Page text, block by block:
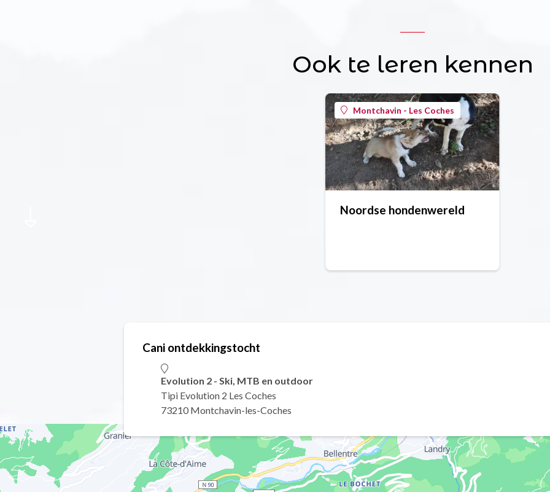
Ook te leren kennen
Montchavin - Les Coches
Noordse hondenwereld
Cani ontdekkingstocht
Evolution 2 - Ski, MTB en outdoor
Tipi Evolution 2 Les Coches
73210 Montchavin-les-Coches